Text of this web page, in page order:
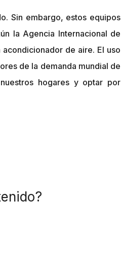
Sin embargo, estos equipos
la Agencia Internacional de
de aire. El uso
de la demanda mundial de
hogares y optar por